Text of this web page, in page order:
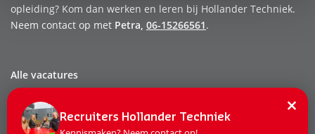
opleiding? Kom dan werken en leren bij Hollander Techniek.
Neem contact op met Petra, 06-15266561.
Alle vacatures
Dit zijn wij
Onze mensen
×
Recruiters Hollander Techniek